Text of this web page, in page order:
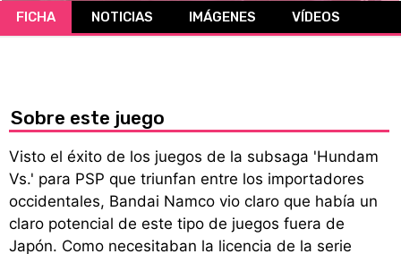
CÓMICS
FICHA NOTICIAS IMÁGENES VÍDEOS
Sobre este juego
Visto el éxito de los juegos de la subsaga 'Hundam
Vs.' para PSP que triunfan entre los importadores
occidentales, Bandai Namco vio claro que había un
claro potencial de este tipo de juegos fuera de
Japón. Como necesitaban la licencia de la serie